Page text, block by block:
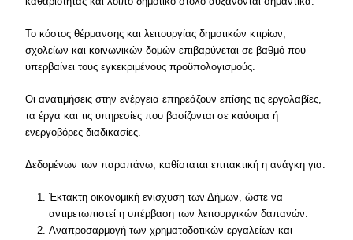
Το κόστος θέρμανσης και λειτουργίας δημοτικών κτιρίων,
σχολείων και κοινωνικών δομών επιβαρύνεται σε βαθμό που
υπερβαίνει τους εγκεκριμένους προϋπολογισμούς.
Οι ανατιμήσεις στην ενέργεια επηρεάζουν επίσης τις εργολαβίες,
τα έργα και τις υπηρεσίες που βασίζονται σε καύσιμα ή
ενεργοβόρες διαδικασίες.
Δεδομένων των παραπάνω, καθίσταται επιτακτική η ανάγκη για:
Έκτακτη οικονομική ενίσχυση των Δήμων, ώστε να
αντιμετωπιστεί η υπέρβαση των λειτουργικών δαπανών.
Αναπροσαρμογή των χρηματοδοτικών εργαλείων και